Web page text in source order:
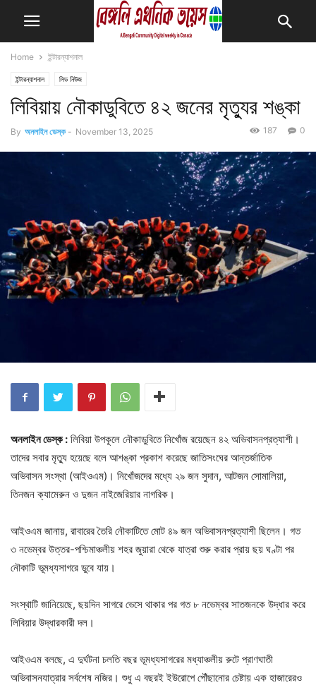
Home ইন্টারন্যাশনাল
ইন্টারন্যাশনাল লিড নিউজ
লিবিয়ায় নৌকাডুবিতে ৪২ জনের মৃত্যুর শঙ্কা
By অনলাইন ডেস্ক - November 13, 2025 0
187
অনলাইন ডেস্ক : লিবিয়া উপকূলে নৌকাডুবিতে নিখোঁজ রয়েছেন ৪২ অভিবাসনপ্রত্যাশী।
তাদের সবার মৃত্যু হয়েছে বলে আশঙ্কা প্রকাশ করেছে জাতিসংঘের আন্তর্জাতিক
অভিবাসন সংস্থা (আইওএম)। নিখোঁজদের মধ্যে ২৯ জন সুদান, আটজন সোমালিয়া,
তিনজন ক্যামেরুন ও দুজন নাইজেরিয়ার নাগরিক।
আইওএম জানায়, রাবারের তৈরি নৌকাটিতে মোট ৪৯ জন অভিবাসনপ্রত্যাশী ছিলেন। গত
৩ নভেম্বর উত্তর-পশ্চিমাঞ্চলীয় শহর জুয়ারা থেকে যাত্রা শুরু করার প্রায় ছয় ঘণ্টা পর
নৌকাটি ভূমধ্যসাগরে ডুবে যায়।
সংস্থাটি জানিয়েছে, ছয়দিন সাগরে ভেসে থাকার পর গত ৮ নভেম্বর সাতজনকে উদ্ধার করে
লিবিয়ার উদ্ধারকারী দল।
আইওএম বলছে, এ দুর্ঘটনা চলতি বছর ভূমধ্যসাগরের মধ্যাঞ্চলীয় রুটে প্রাণঘাতী
অভিবাসনযাত্রার সর্বশেষ নজির। শুধু এ বছরই ইউরোপে পৌঁছানোর চেষ্টায় এক হাজারেরও